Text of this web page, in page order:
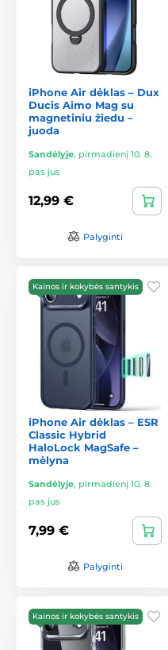
iPhone Air dėklas – Dux
Ducis Aimo Mag su
magnetiniu žiedu –
juoda
Sandėlyje, pirmadienį 10. 8.
pas jus
12,99 €
Palyginti
Kainos ir kokybės santykis
iPhone Air dėklas – ESR
Classic Hybrid
HaloLock MagSafe –
mėlyna
Sandėlyje, pirmadienį 10. 8.
pas jus
7,99 €
Palyginti
Kainos ir kokybės santykis